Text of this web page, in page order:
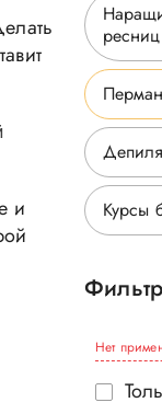
и
ресниц
Курсы
Фильтр
Нет